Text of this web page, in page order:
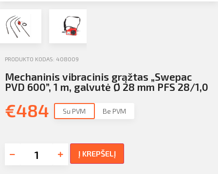
PRODUKTO KODAS: 408009
Mechaninis vibracinis grąžtas „Swepac
PVD 600”, 1 m, galvutė Ø 28 mm PFS 28/1,0
€484 Su PVM Be PVM
Į KREPŠELĮ